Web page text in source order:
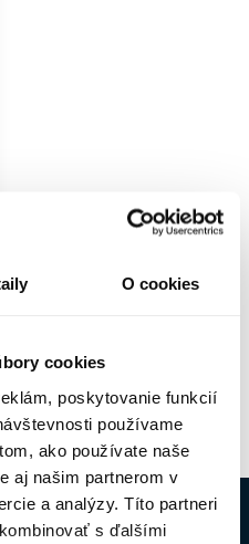
O cookies
cookies
poskytovanie funkcií
používame
ako používate naše
aj našim partnerom v
a analýzy. Títo partneri
s ďalšími
1produktov